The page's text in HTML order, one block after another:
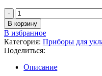
Количество
товара
Выпрямитель
SAKURA
SA-
4514R
керам.
В корзину
В избранное
Категория: Приборы для
Поделиться:
Описание